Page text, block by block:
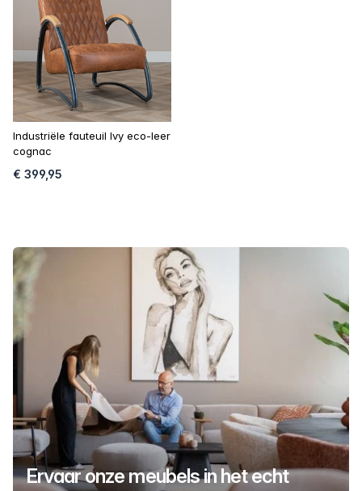
Industriële fauteuil Ivy eco-leer
cognac
€ 399,95
Ervaar onze meubels in het echt